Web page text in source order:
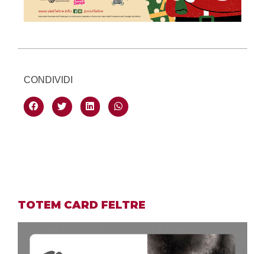
CONDIVIDI
TOTEM CARD FELTRE